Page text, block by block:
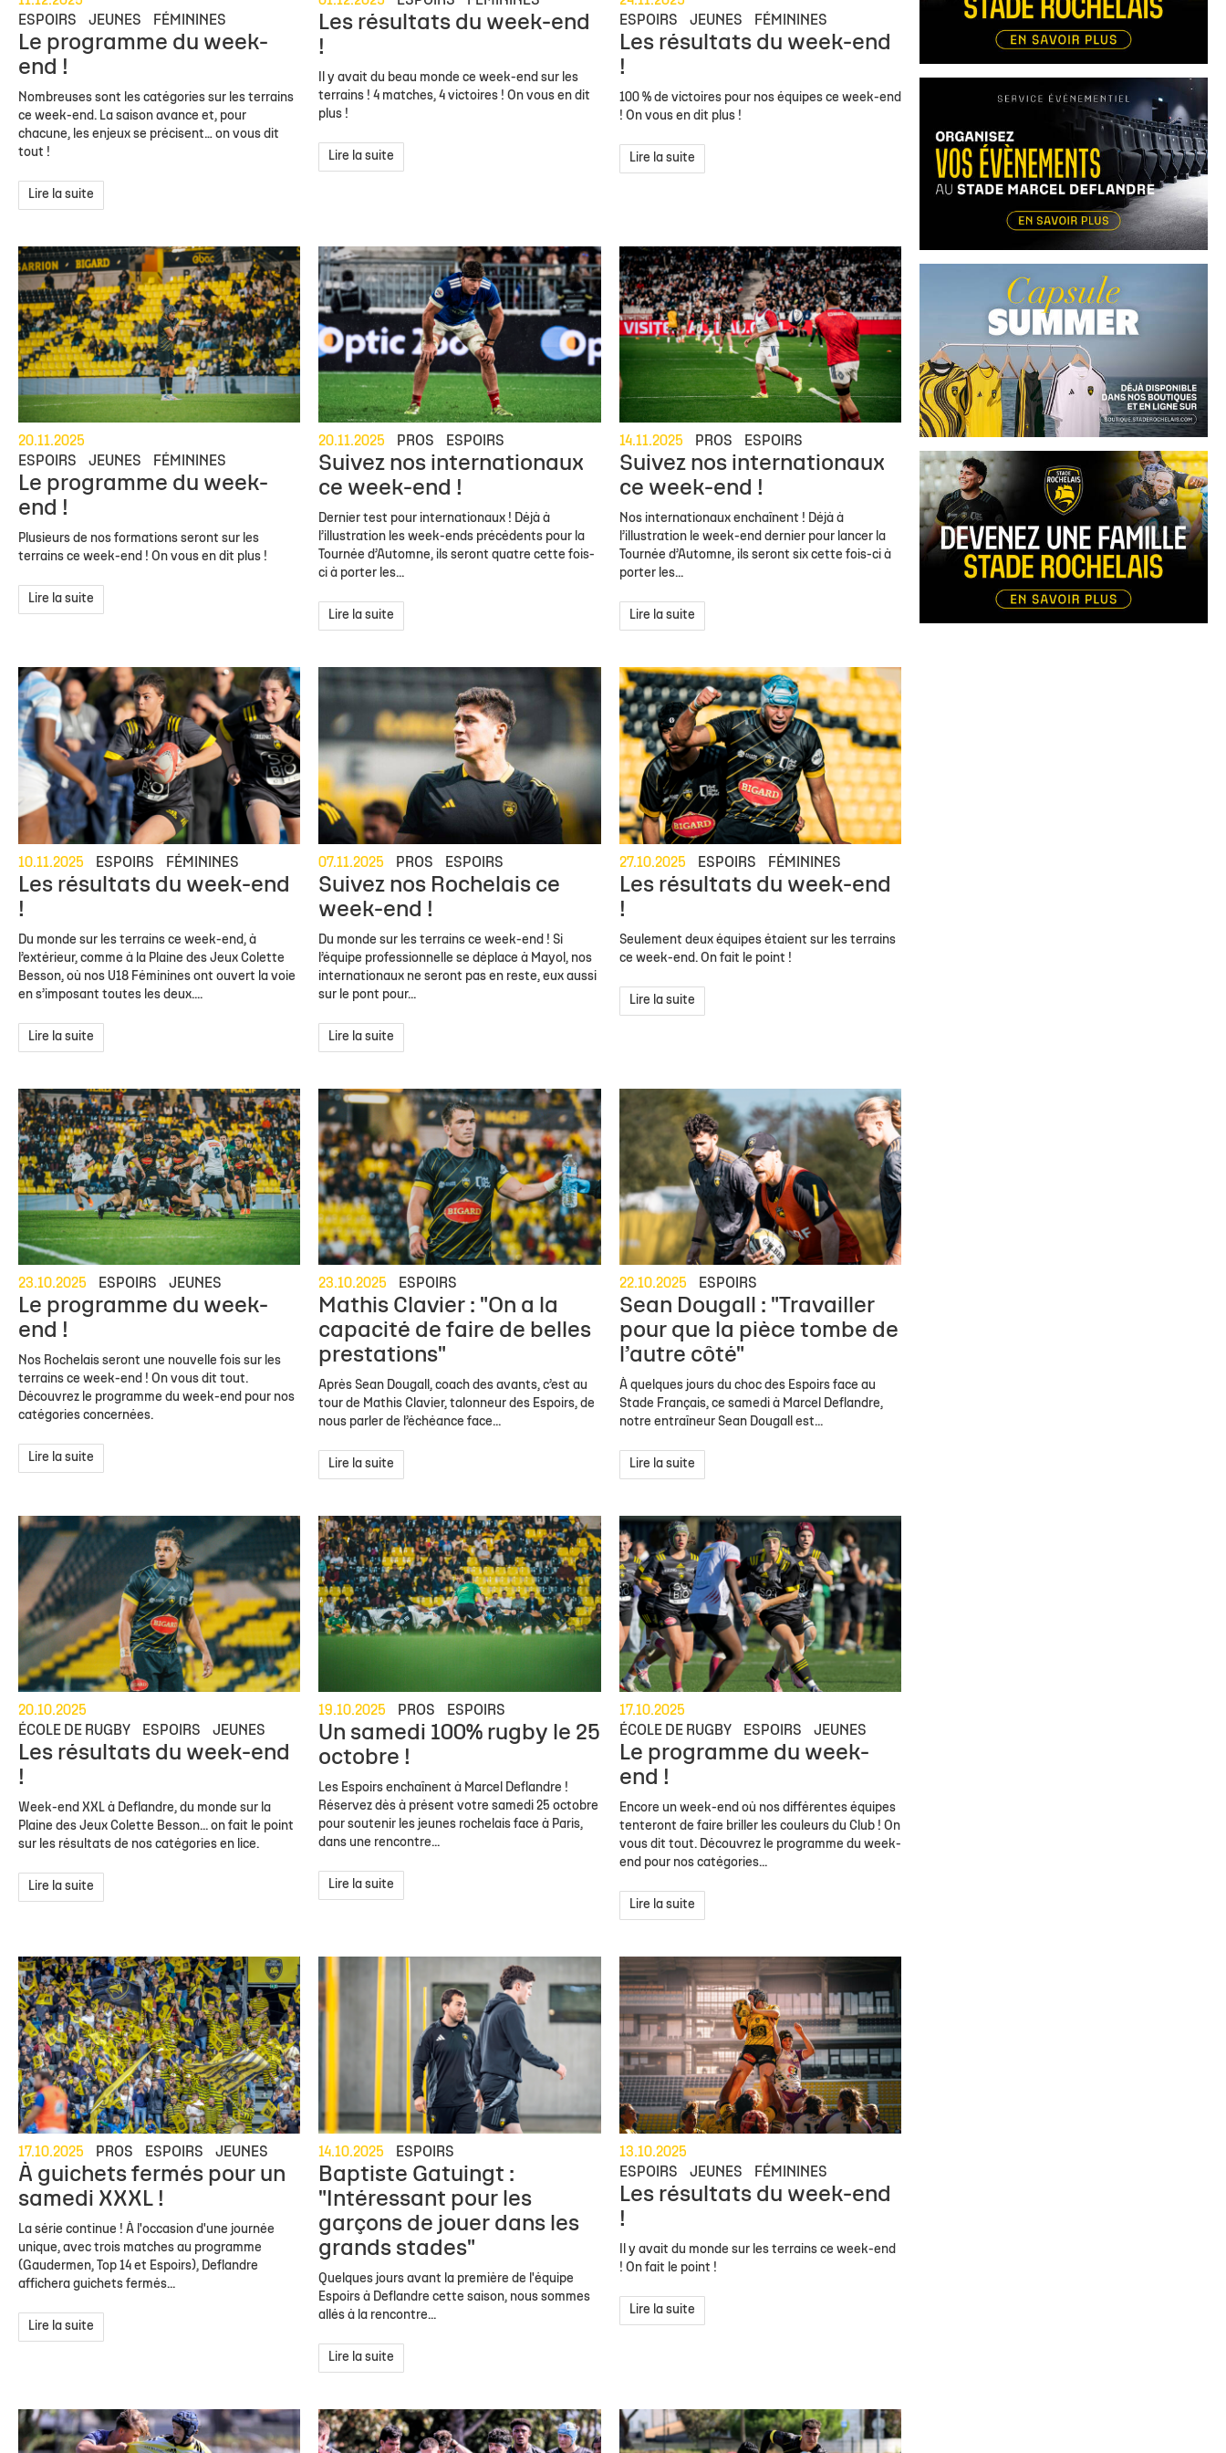
ESPOIRS
JEUNES FÉMININES
Le programme du week-
end !
Nombreuses sont les catégories sur les terrains
ce week-end. La saison avance et, pour
chacune, les enjeux se précisent… on vous dit
tout !
Lire la suite
Les résultats du week-end
!
Il y avait du beau monde ce week-end sur les
terrains ! 4 matches, 4 victoires ! On vous en dit
plus !
Lire la suite
ESPOIRS
JEUNES FÉMININES
Les résultats du week-end
!
100 % de victoires pour nos équipes ce week-end
! On vous en dit plus !
Lire la suite
20.11.2025
ESPOIRS
JEUNES FÉMININES
Le programme du week-
end !
Plusieurs de nos formations seront sur les
terrains ce week-end ! On vous en dit plus !
Lire la suite
20.11.2025 PROS ESPOIRS
Suivez nos internationaux
ce week-end !
Dernier test pour internationaux ! Déjà à
l’illustration les week-ends précédents pour la
Tournée d’Automne, ils seront quatre cette fois-
ci à porter les...
Lire la suite
14.11.2025 PROS ESPOIRS
Suivez nos internationaux
ce week-end !
Nos internationaux enchaînent ! Déjà à
l’illustration le week-end dernier pour lancer la
Tournée d’Automne, ils seront six cette fois-ci à
porter les...
Lire la suite
10.11.2025 ESPOIRS FÉMININES
Les résultats du week-end
!
Du monde sur les terrains ce week-end, à
l’extérieur, comme à la Plaine des Jeux Colette
Besson, où nos U18 Féminines ont ouvert la voie
en s’imposant toutes les deux....
Lire la suite
07.11.2025 PROS ESPOIRS
Suivez nos Rochelais ce
week-end !
Du monde sur les terrains ce week-end ! Si
l’équipe professionnelle se déplace à Mayol, nos
internationaux ne seront pas en reste, eux aussi
sur le pont pour...
Lire la suite
27.10.2025 ESPOIRS FÉMININES
Les résultats du week-end
!
Seulement deux équipes étaient sur les terrains
ce week-end. On fait le point !
Lire la suite
23.10.2025 ESPOIRS JEUNES
Le programme du week-
end !
Nos Rochelais seront une nouvelle fois sur les
terrains ce week-end ! On vous dit tout.
Découvrez le programme du week-end pour nos
catégories concernées.
Lire la suite
23.10.2025 ESPOIRS
Mathis Clavier : "On a la
capacité de faire de belles
prestations"
Après Sean Dougall, coach des avants, c’est au
tour de Mathis Clavier, talonneur des Espoirs, de
nous parler de l’échéance face...
Lire la suite
22.10.2025 ESPOIRS
Sean Dougall : "Travailler
pour que la pièce tombe de
l’autre côté"
À quelques jours du choc des Espoirs face au
Stade Français, ce samedi à Marcel Deflandre,
notre entraîneur Sean Dougall est...
Lire la suite
20.10.2025
ÉCOLE DE RUGBY
ESPOIRS JEUNES
Les résultats du week-end
!
Week-end XXL à Deflandre, du monde sur la
Plaine des Jeux Colette Besson... on fait le point
sur les résultats de nos catégories en lice.
Lire la suite
19.10.2025 PROS ESPOIRS
Un samedi 100% rugby le 25
octobre !
Les Espoirs enchaînent à Marcel Deflandre !
Réservez dès à présent votre samedi 25 octobre
pour soutenir les jeunes rochelais face à Paris,
dans une rencontre...
Lire la suite
17.10.2025
ÉCOLE DE RUGBY
ESPOIRS JEUNES
Le programme du week-
end !
Encore un week-end où nos différentes équipes
tenteront de faire briller les couleurs du Club ! On
vous dit tout. Découvrez le programme du week-
end pour nos catégories...
Lire la suite
17.10.2025 PROS ESPOIRS JEUNES
À guichets fermés pour un
samedi XXXL !
La série continue ! À l'occasion d'une journée
unique, avec trois matches au programme
(Gaudermen, Top 14 et Espoirs), Deflandre
affichera guichets fermés...
Lire la suite
14.10.2025 ESPOIRS
Baptiste Gatuingt :
"Intéressant pour les
garçons de jouer dans les
grands stades"
Quelques jours avant la première de l'équipe
Espoirs à Deflandre cette saison, nous sommes
allés à la rencontre...
Lire la suite
13.10.2025
ESPOIRS
JEUNES FÉMININES
Les résultats du week-end
!
Il y avait du monde sur les terrains ce week-end
! On fait le point !
Lire la suite